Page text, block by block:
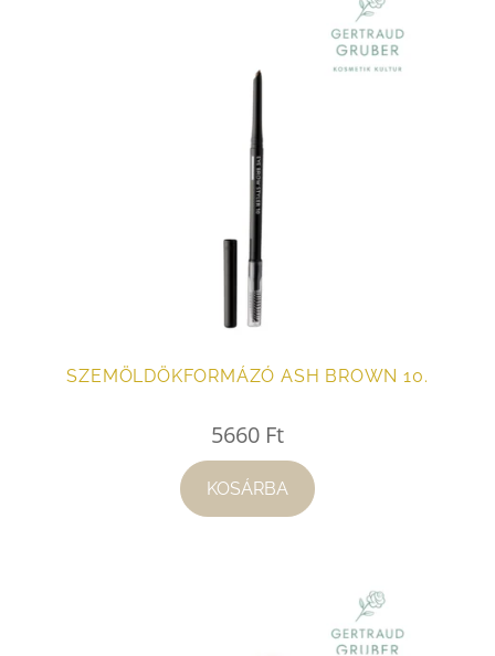
SZEMÖLDÖKFORMÁZÓ ASH BROWN 10.
5660 Ft
KOSÁRBA